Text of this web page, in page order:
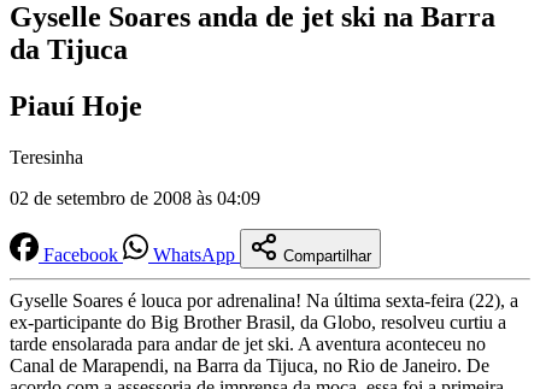
Gyselle Soares anda de jet ski na Barra
da Tijuca
Piauí Hoje
Teresinha
02 de setembro de 2008 às 04:09
Facebook WhatsApp Compartilhar
Gyselle Soares é louca por adrenalina! Na última sexta-feira (22), a
ex-participante do Big Brother Brasil, da Globo, resolveu curtiu a
tarde ensolarada para andar de jet ski. A aventura aconteceu no
Canal de Marapendi, na Barra da Tijuca, no Rio de Janeiro. De